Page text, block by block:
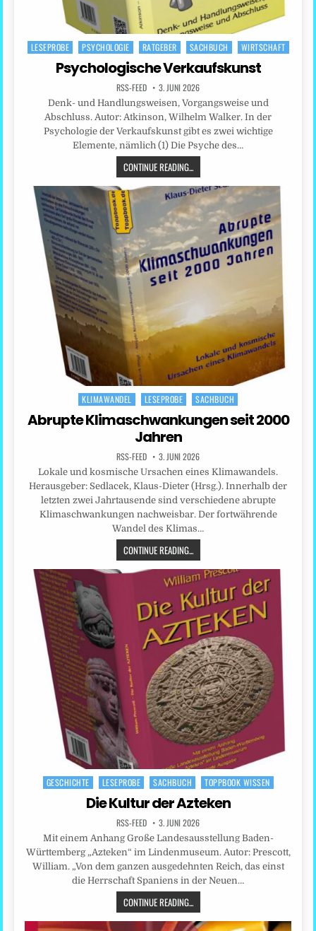
Posted
LESEPROBE PSYCHOLOGIE RATGEBER SACHBUCH WIRTSCHAFT
Psychologische Verkaufskunst
RSS-FEED 3. JUNI 2026
Denk- und Handlungsweisen, Vorgangsweise und
Abschluss. Autor: Atkinson, Wilhelm Walker. In der
Psychologie der Verkaufskunst gibt es zwei wichtige
Elemente, nämlich (1) Die Psyche des…
CONTINUE READING...
Posted
in
KLIMAWANDEL LESEPROBE SACHBUCH
Abrupte Klimaschwankungen seit 2000
Jahren
RSS-FEED 3. JUNI 2026
Lokale und kosmische Ursachen eines Klimawandels.
Herausgeber: Sedlacek, Klaus-Dieter (Hrsg.). Innerhalb der
letzten zwei Jahrtausende sind verschiedene abrupte
Klimaschwankungen nachweisbar. Der fortwährende
Wandel des Klimas…
CONTINUE READING...
Posted
GESCHICHTE LESEPROBE SACHBUCH TOPPBOOK WISSEN
Die Kultur der Azteken
RSS-FEED 3. JUNI 2026
Mit einem Anhang Große Landesausstellung Baden-
Württemberg „Azteken“ im Lindenmuseum. Autor: Prescott,
William. „Von dem ganzen ausgedehnten Reich, das einst
die Herrschaft Spaniens in der Neuen…
CONTINUE READING...